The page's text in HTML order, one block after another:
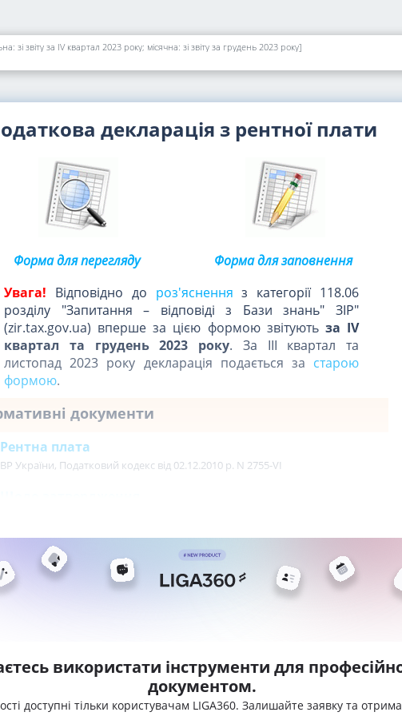
зі звіту за ІV квартал 2023 року; місячна: зі звіту за грудень 2023 року]
декларація з рентної плати
Форма для перегляду
Форма для заповнення
Увага! Відповідно до роз'яснення з категорії 118.06
розділу "Запитання – відповіді з Бази знань" ЗІР"
(zir.tax.gov.ua) вперше за цією формою звітують за IV
квартал та грудень 2023 року. За IІІ квартал та
листопад 2023 року декларація подається за старою
формою.
документи
Рентна плата
ВР України, Податковий кодекс від 02.12.2010 р. N 2755-VI
використати інструменти для
документом.
доступні тільки користувачам LIGA360. Залишайте заявку та